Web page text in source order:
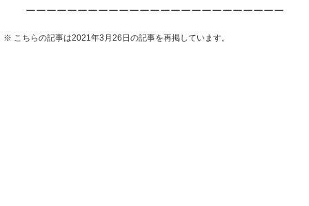
ーーーーーーーーーーーーーーーーーーーーーーーーー
※ こちらの記事は2021年3月26日の記事を再掲しています。